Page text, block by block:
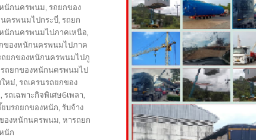
นักนครพนม, รถยกของ
ครพนมไปกระบี่, รถยก
นักนครพนมไปภาคเหนือ,
ของหนักนครพนมไปภาค
ถยกของหนักนครพนมไปภู
รถยกของหนักนครพนมไป
ใหม่, รถเครนรถยกของ
, รถเฉพาะกิจพิเศษ6เพลา,
ยบรถยกของหนัก, รับจ้าง
องหนักนครพนม, หารถยก
นัก